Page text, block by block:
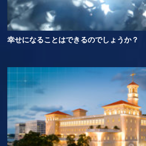
幸せになることはできるのでしょうか？